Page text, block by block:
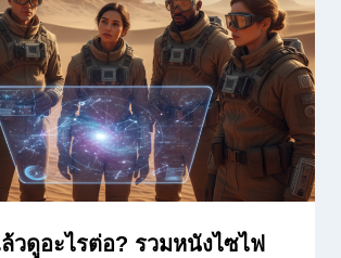
วดูอะไรต่อ? รวมหนังไซไฟ